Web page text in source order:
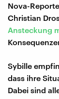
Nova-
Christian
Ansteckung
Sybille
dass ihre
Dabei sind